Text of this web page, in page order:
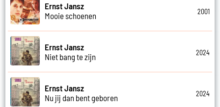
Ernst Jansz
Mooie schoenen
2001
Ernst Jansz
Niet bang te zijn
2024
Ernst Jansz
Nu jij dan bent geboren
2024